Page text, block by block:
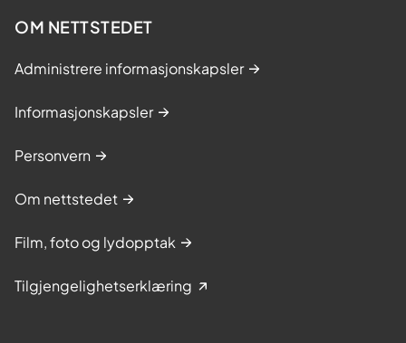
OM NETTSTEDET
Administrere informasjonskapsler
Informasjonskapsler
Personvern
Om nettstedet
Film, foto og lydopptak
Tilgjengelighetserklæring